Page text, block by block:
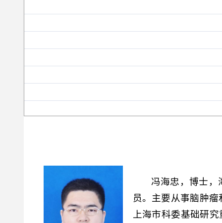
冯海忠，博士，
员。主要从事脑肿
上海市科委基础研